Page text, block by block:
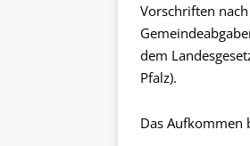
Vorschriften
dem
Pfalz).
Das Aufkommen